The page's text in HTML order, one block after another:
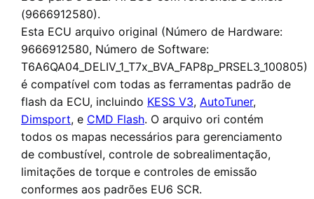
(9666912580).
Esta ECU arquivo original (Número de Hardware:
9666912580, Número de Software:
T6A6QA04_DELIV_1_T7x_BVA_FAP8p_PRSEL3_100805)
é compatível com todas as ferramentas padrão de
flash da ECU, incluindo KESS V3, AutoTuner,
Dimsport, e CMD Flash. O arquivo ori contém
todos os mapas necessários para gerenciamento
de combustível, controle de sobrealimentação,
limitações de torque e controles de emissão
conformes aos padrões EU6 SCR.